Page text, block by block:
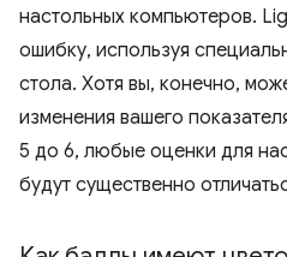
настольных компьютеров.
ошибку, используя
стола. Хотя вы, конечно,
изменения вашего
5 до 6, любые оценки для
будут существенно